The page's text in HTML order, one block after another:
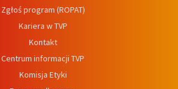
Zgłoś program (ROPAT)
Kariera w TVP
Kontakt
Centrum informacji TVP
Komisja Etyki